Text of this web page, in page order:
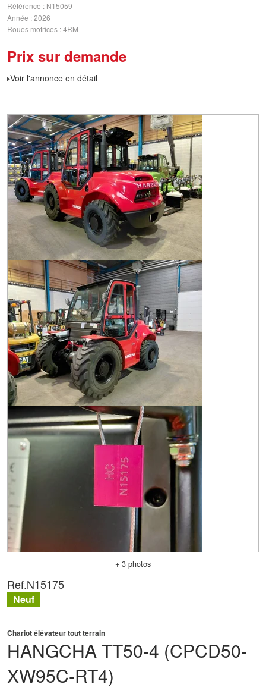
Référence
N15059
Année 2026
Roues motrices 4RM
Prix sur demande
Voir l'annonce en détail
+ 3 photos
HANGCHATT50-4 (CPCD50-
XW95C-RT4)
Chariot élévateur tout terrain
Ref.N15175
Neuf